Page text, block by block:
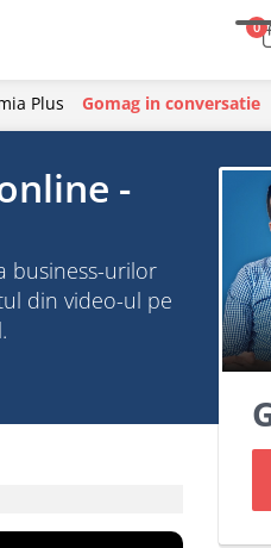
0
Plus Gomag in conversatie
-
business-urilor
din video-ul pe